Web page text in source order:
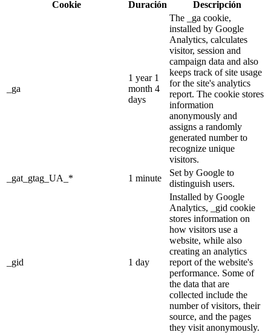
Cookie
Duración Descripción
_ga
1 year 1
month 4
days
The _ga cookie,
installed by Google
Analytics, calculates
visitor, session and
campaign data and also
keeps track of site usage
for the site's analytics
report. The cookie stores
information
anonymously and
assigns a randomly
generated number to
recognize unique
visitors.
_gat_gtag_UA_*
1 minute
Set by Google to
distinguish users.
_gid 1 day
Installed by Google
Analytics, _gid cookie
stores information on
how visitors use a
website, while also
creating an analytics
report of the website's
performance. Some of
the data that are
collected include the
number of visitors, their
source, and the pages
they visit anonymously.